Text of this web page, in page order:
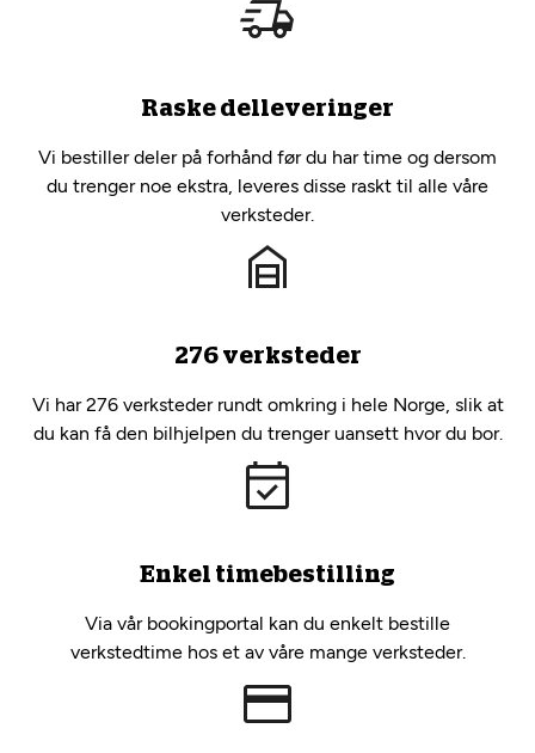
Raske delleveringer
Vi bestiller deler på forhånd før du har time og dersom
du trenger noe ekstra, leveres disse raskt til alle våre
verksteder.
276 verksteder
Vi har 276 verksteder rundt omkring i hele Norge, slik at
du kan få den bilhjelpen du trenger uansett hvor du bor.
Enkel timebestilling
Via vår bookingportal kan du enkelt bestille
verkstedtime hos et av våre mange verksteder.